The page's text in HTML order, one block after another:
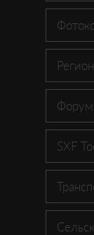
SXF